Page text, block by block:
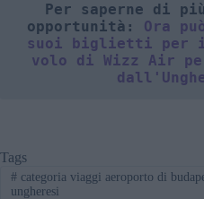
Per saperne di
opportunità: Ora
suoi biglietti per il
volo di Wizz Air
Tags
#categoria viaggi aeroporto di
ungheresi